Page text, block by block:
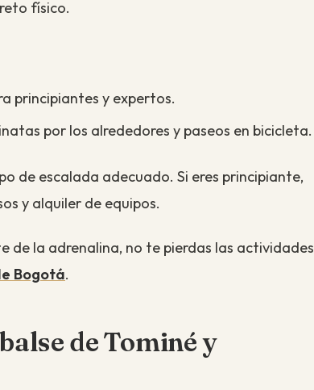
físico.
principiantes y expertos.
por los alrededores y paseos en bicicleta.
de escalada adecuado. Si eres principiante,
y alquiler de equipos.
de la adrenalina, no te pierdas las actividades
Bogotá.
de Tominé y